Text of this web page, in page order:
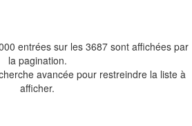
entrées sur les 3687 sont affichées par
la pagination.
avancée pour restreindre la liste à
afficher.